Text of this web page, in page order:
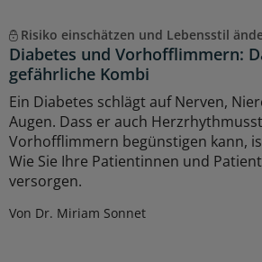
Risiko einschätzen und Lebensstil
Diabetes und Vorhofflimmern:
gefährliche Kombi
Ein Diabetes schlägt auf Nerven,
Augen. Dass er auch
Vorhofflimmern begünstigen kann,
Wie Sie Ihre Patientinnen und
versorgen.
Von Dr. Miriam Sonnet